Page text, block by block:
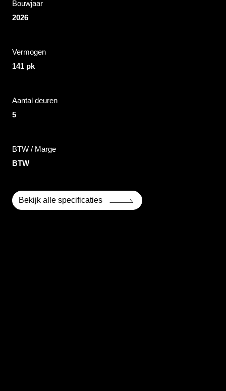
Bouwjaar
2026
Vermogen
141 pk
Aantal deuren
5
BTW / Marge
BTW
Bekijk alle specificaties